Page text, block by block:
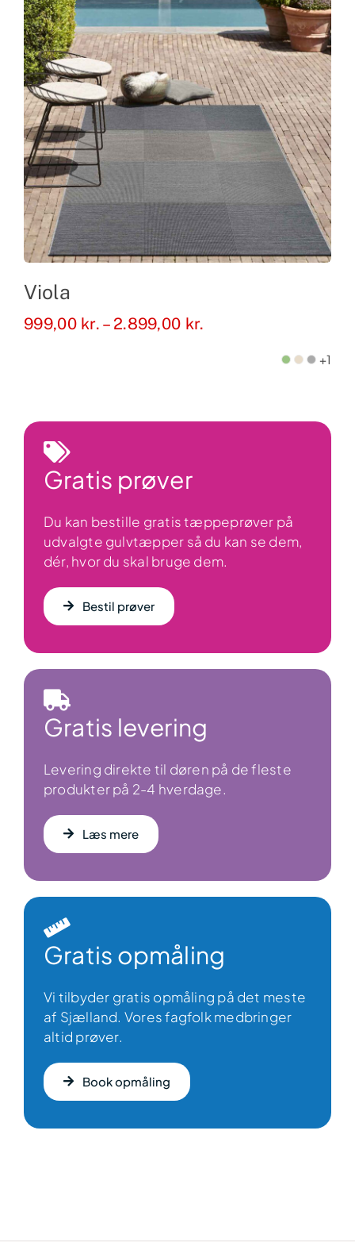
Viola
999,00 kr. – 2.899,00 kr.
+1
Gratis prøver
Du kan bestille gratis tæppeprøver på
udvalgte gulvtæpper så du kan se dem,
dér, hvor du skal bruge dem.
Bestil prøver
Gratis levering
Levering direkte til døren på de fleste
produkter på 2-4 hverdage.
Læs mere
Gratis opmåling
Vi tilbyder gratis opmåling på det meste
af Sjælland. Vores fagfolk medbringer
altid prøver.
Book opmåling